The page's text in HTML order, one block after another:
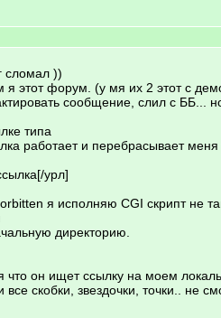
сломал ))
я этот форум. (у мя их 2 этот с
сообщение, слил с ББ...
типа
работает и перебрасывает меня
урл]
я исполняю CGI скрипт не
директорию.
что он ищет ссылку на моем
скобки, звездочки, точки.. не